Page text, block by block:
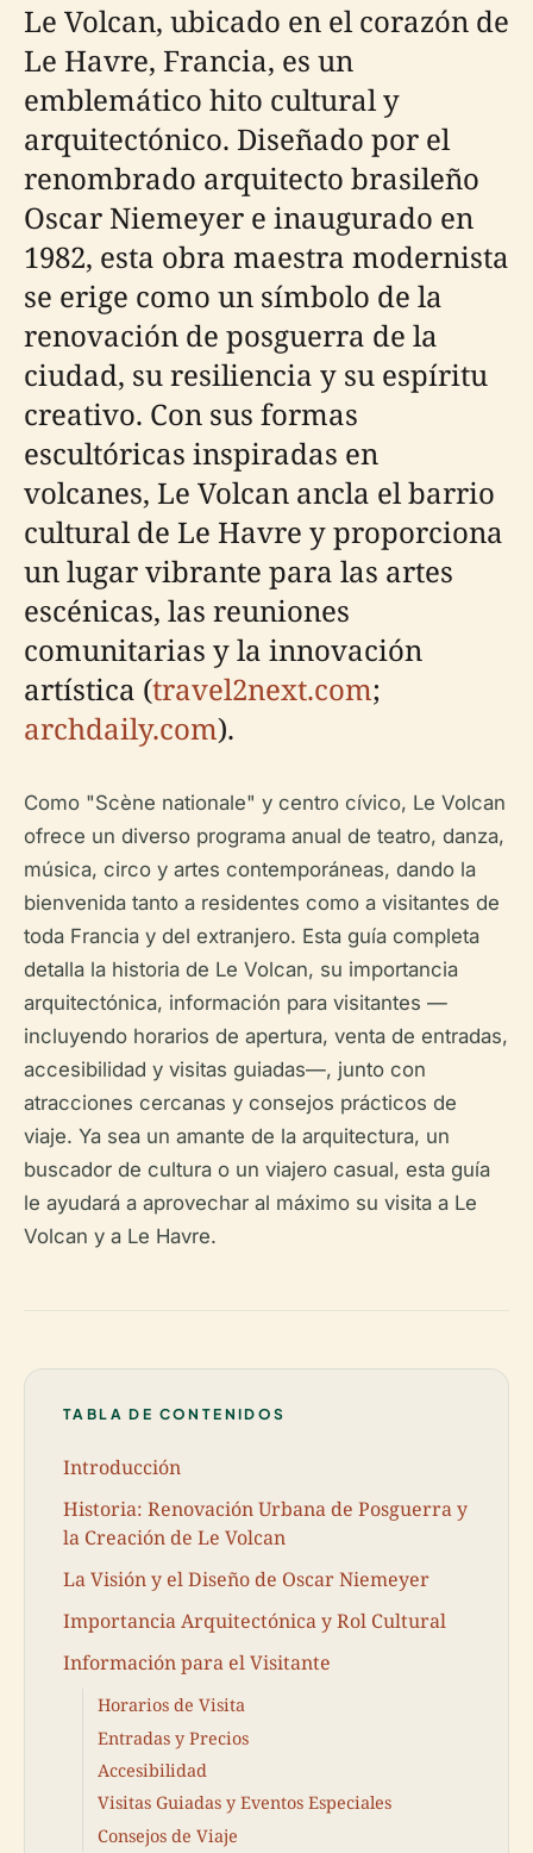
Le Volcan, ubicado en el corazón de
Le Havre, Francia, es un
emblemático hito cultural y
arquitectónico. Diseñado por el
renombrado arquitecto brasileño
Oscar Niemeyer e inaugurado en
1982, esta obra maestra modernista
se erige como un símbolo de la
renovación de posguerra de la
ciudad, su resiliencia y su espíritu
creativo. Con sus formas
escultóricas inspiradas en
volcanes, Le Volcan ancla el barrio
cultural de Le Havre y proporciona
un lugar vibrante para las artes
escénicas, las reuniones
comunitarias y la innovación
artística (travel2next.com;
archdaily.com).
Como "Scène nationale" y centro cívico, Le Volcan
ofrece un diverso programa anual de teatro, danza,
música, circo y artes contemporáneas, dando la
bienvenida tanto a residentes como a visitantes de
toda Francia y del extranjero. Esta guía completa
detalla la historia de Le Volcan, su importancia
arquitectónica, información para visitantes —
incluyendo horarios de apertura, venta de entradas,
accesibilidad y visitas guiadas—, junto con
atracciones cercanas y consejos prácticos de
viaje. Ya sea un amante de la arquitectura, un
buscador de cultura o un viajero casual, esta guía
le ayudará a aprovechar al máximo su visita a Le
Volcan y a Le Havre.
TABLA DE CONTENIDOS
Introducción
Historia: Renovación Urbana de Posguerra y
la Creación de Le Volcan
La Visión y el Diseño de Oscar Niemeyer
Importancia Arquitectónica y Rol Cultural
Información para el Visitante
Horarios de Visita
Entradas y Precios
Accesibilidad
Visitas Guiadas y Eventos Especiales
Consejos de Viaje